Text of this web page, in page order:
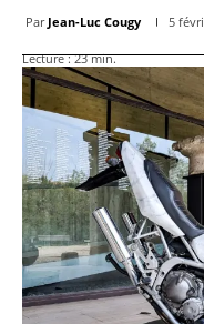
Par Jean-Luc Cougy 5
Lecture :23min.